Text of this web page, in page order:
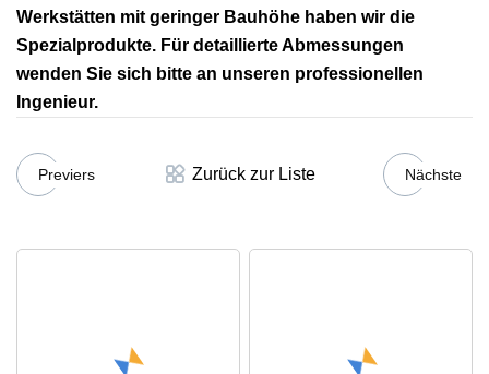
Werkstätten mit geringer Bauhöhe haben wir die
Spezialprodukte. Für detaillierte Abmessungen
wenden Sie sich bitte an unseren professionellen
Ingenieur.
Previers Zurück zur Liste Nächste